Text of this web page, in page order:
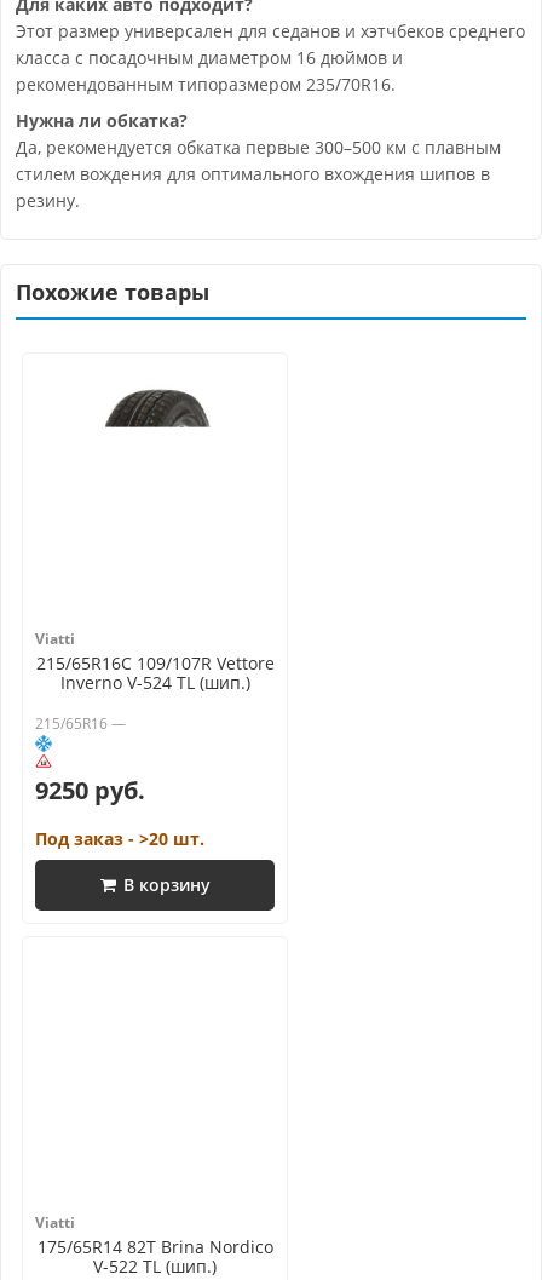
Для каких авто подходит?
Этот размер универсален для седанов и хэтчбеков среднего
класса с посадочным диаметром 16 дюймов и
рекомендованным типоразмером 235/70R16.
Нужна ли обкатка?
Да, рекомендуется обкатка первые 300–500 км с плавным
стилем вождения для оптимального вхождения шипов в
резину.
Похожие товары
Viatti
215/65R16C 109/107R Vettore
Inverno V-524 TL (шип.)
215/65R16 —
9250 руб.
Под заказ - >20 шт.
В корзину
Viatti
175/65R14 82T Brina Nordico
V-522 TL (шип.)